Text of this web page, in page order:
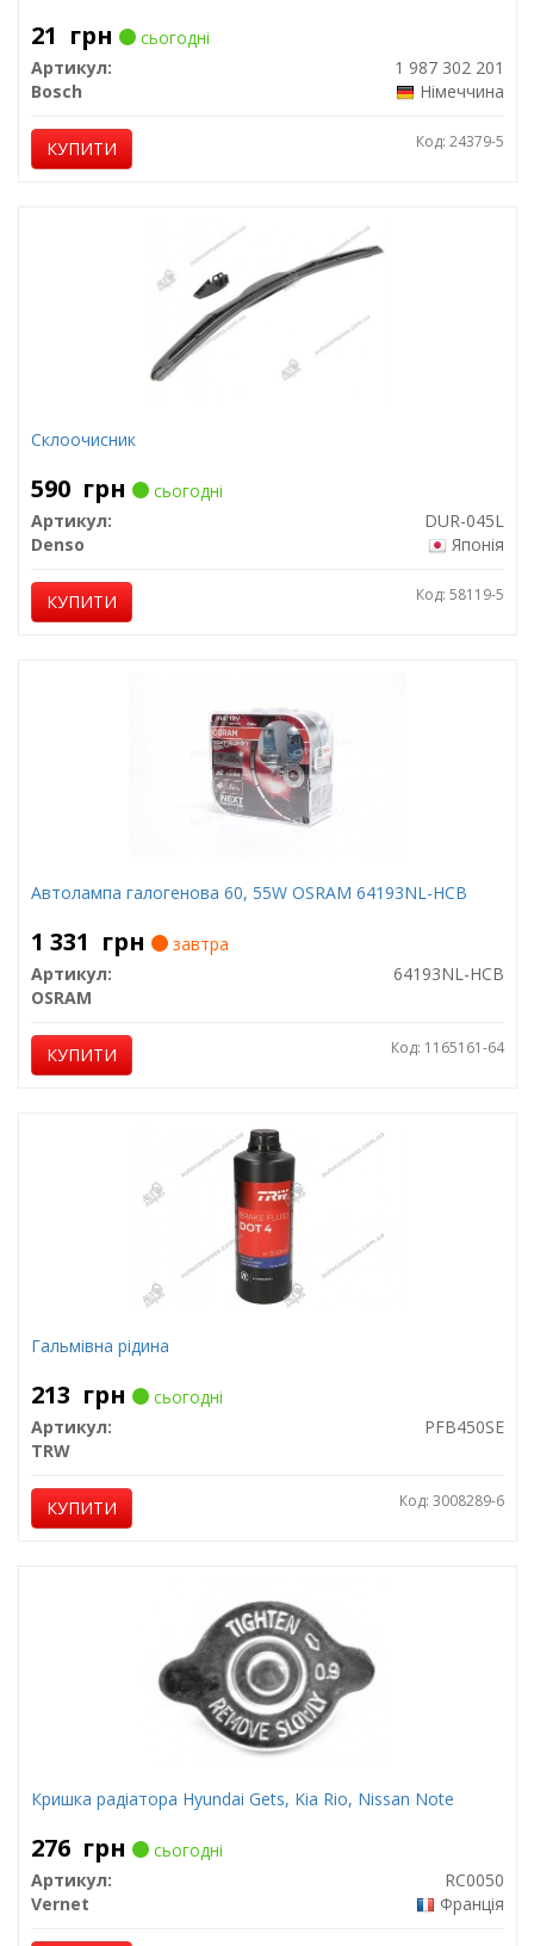
21 грн
сьогодні
Артикул:
1 987 302 201
Bosch
Німеччина
КУПИТИ Код: 24379-5
Склоочисник
590 грн
сьогодні
Артикул:
DUR-045L
Denso
Японія
КУПИТИ Код: 58119-5
Автолампа галогенова 60, 55W OSRAM 64193NL-HCB
1 331 грн
завтра
Артикул:
64193NL-HCB
OSRAM
КУПИТИ Код: 1165161-64
Гальмівна рідина
213 грн
сьогодні
Артикул:
PFB450SE
TRW
КУПИТИ Код: 3008289-6
Кришка радіатора Hyundai Gets, Kia Rio, Nissan Note
276 грн
сьогодні
Артикул:
RC0050
Vernet
Франція